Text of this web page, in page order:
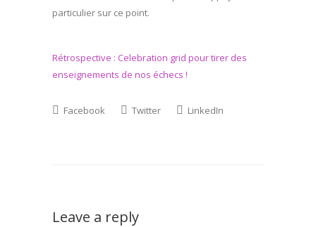
particulier sur ce point.
Rétrospective : Celebration grid pour tirer des
enseignements de nos échecs !
Facebook Twitter LinkedIn
Leave a reply